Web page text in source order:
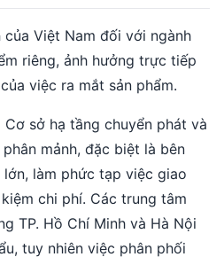
của Việt Nam đối với ngành
riêng, ảnh hưởng trực tiếp
việc ra mắt sản phẩm.
Cơ sở hạ tầng chuyển phát và
mảnh, đặc biệt là bên
làm phức tạp việc giao
chi phí. Các trung tâm
TP. Hồ Chí Minh và Hà Nội
tuy nhiên việc phân phối